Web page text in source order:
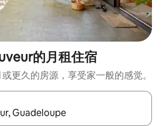
的月租住宿
更久的房源，享受家一般的感觉。
上下方向键查看，或通过点击或滑动手势